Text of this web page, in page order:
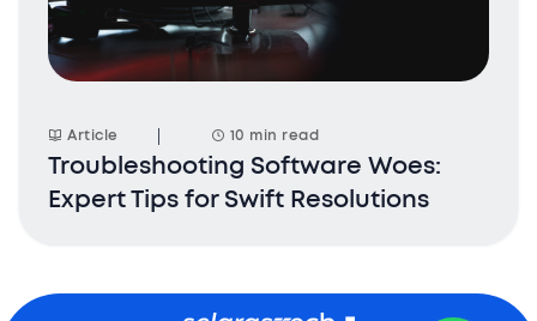
Article 10 min read
Troubleshooting Software Woes:
Expert Tips for Swift Resolutions